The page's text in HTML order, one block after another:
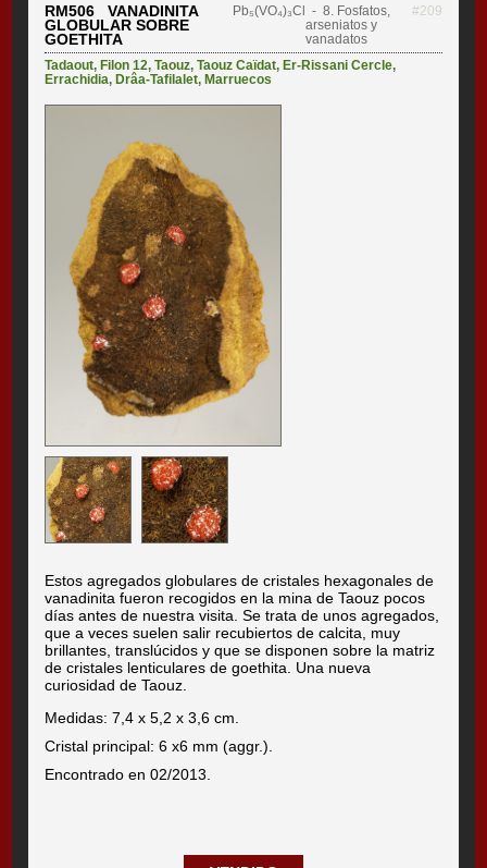
RM506 VANADINITA
GLOBULAR SOBRE
GOETHITA
Pb₅(VO₄)₃Cl
- 8. Fosfatos,
arseniatos y
vanadatos
#209
Tadaout, Filon 12,Taouz,Taouz Caïdat, Er-Rissani Cercle,
Errachidia, Drâa-Tafilalet, Marruecos
Estos agregados globulares de cristales hexagonales de
vanadinita fueron recogidos en la mina de Taouz pocos
días antes de nuestra visita. Se trata de unos agregados,
que a veces suelen salir recubiertos de calcita, muy
brillantes, translúcidos y que se disponen sobre la matriz
de cristales lenticulares de goethita. Una nueva
curiosidad de Taouz.
Medidas: 7,4 x 5,2 x 3,6 cm.
Cristal principal: 6 x6 mm (aggr.).
Encontrado en 02/2013.